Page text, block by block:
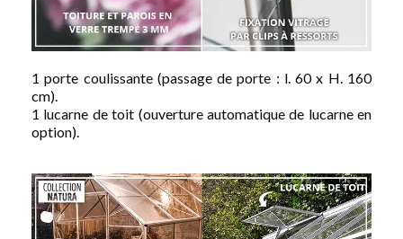
1 porte coulissante (passage de porte : l. 60 x H. 160
cm).
1 lucarne de toit (ouverture automatique de lucarne en
option).